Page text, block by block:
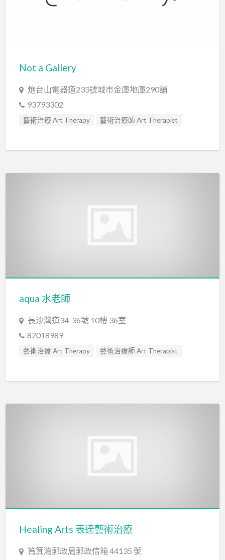
Not a Gallery
炮台山電器道233號城市金庫地庫290舖
93793302
藝術治療 Art Therapy 藝術治療師 Art Therapist
aqua 水老師
長沙灣道34-36號 10樓 36室
82018989
藝術治療 Art Therapy 藝術治療師 Art Therapist
Healing Arts 表達藝術治療
筲箕灣郵政局郵政信箱 44135 號